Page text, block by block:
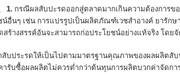
1. กรณีผลสับปะรดออกสู่ตลาดมากเกินความต้องการข
น์อื่นๆ เช่น การแปรรูปเป็นผลิตภัณฑ์เวชสำอางค์ ยารัก
ร้างสรรค์อันจะสามารถก่อประโยชน์อย่างแท้จริง โดย
สับประรดให้เป็นไปตามมาตรฐานคุณภาพของผลผลิตสั
ารับซื้อผลผลิตไม่ควรต่ำกว่าต้นทุนการผลิตบวกค่าจัดกา